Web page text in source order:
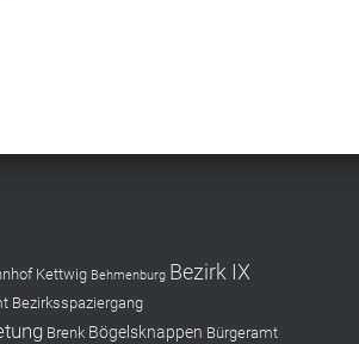
Kettwig Behmenburg Bezirk IX
Bezirksspaziergang
Brenk Bögelsknappen Bürgeramt